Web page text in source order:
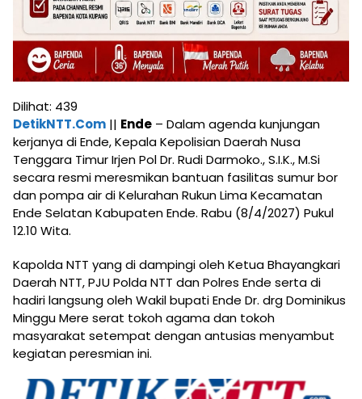
Dilihat: 439
DetikNTT.Com || Ende – Dalam agenda kunjungan
kerjanya di Ende, Kepala Kepolisian Daerah Nusa
Tenggara Timur Irjen Pol Dr. Rudi Darmoko., S.I.K., M.Si
secara resmi meresmikan bantuan fasilitas sumur bor
dan pompa air di Kelurahan Rukun Lima Kecamatan
Ende Selatan Kabupaten Ende. Rabu (8/4/2027) Pukul
12.10 Wita.
Kapolda NTT yang di dampingi oleh Ketua Bhayangkari
Daerah NTT, PJU Polda NTT dan Polres Ende serta di
hadiri langsung oleh Wakil bupati Ende Dr. drg Dominikus
Minggu Mere serat tokoh agama dan tokoh
masyarakat setempat dengan antusias menyambut
kegiatan peresmian ini.